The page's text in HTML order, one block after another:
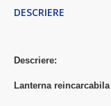
DESCRIERE
Descriere:
Lanterna